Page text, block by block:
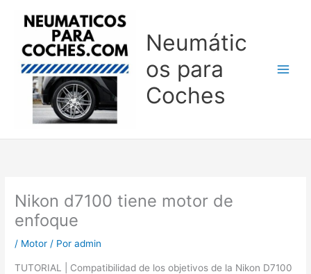
Neumátic
os para
Coches
Nikon d7100 tiene motor de
enfoque
/ Motor / Poradmin
TUTORIAL | Compatibilidad de los objetivos de la Nikon D7100